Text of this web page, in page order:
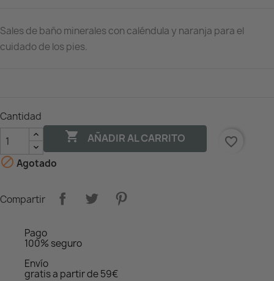
Sales de baño minerales con caléndula y naranja para el
cuidado de los pies.
Cantidad
 AÑADIR AL CARRITO
favorite_border
 Agotado
Compartir
Pago
100% seguro
Envío
gratis a partir de 59€